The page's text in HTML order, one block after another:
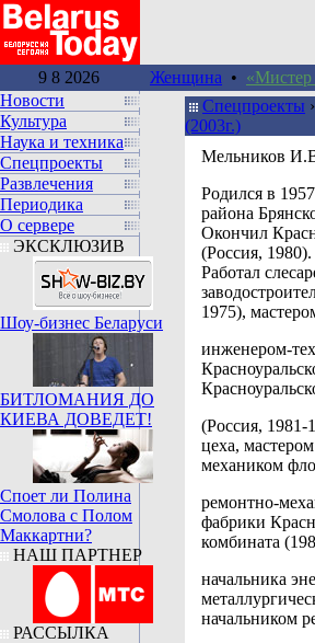
9 8 2026 Женщина • «Мистер
Новости
Культура
Наука и техника
Спецпроекты
Развлечения
Периодика
О сервере
ЭКСКЛЮЗИВ
Шоу-бизнес Беларуси
БИТЛОМАНИЯ ДО
КИЕВА ДОВЕДЕТ!
Споет ли Полина
Смолова с Полом
Маккартни?
НАШ ПАРТНЕР
РАССЫЛКА
Спецпроекты ›
(2003г.)
Мельников
Родился в
района
Окончил
(Россия, 1980).
Работал
1975),
инженером-
(Россия, 1981-
цеха,
механиком
ремонтно-
фабрики
комбината
начальника
начальником